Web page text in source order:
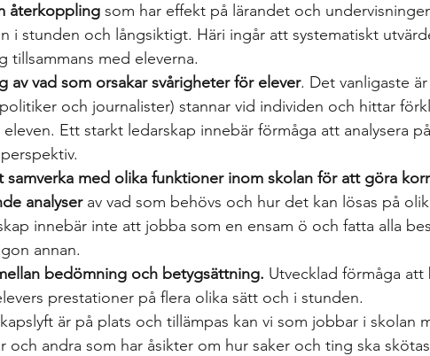
återkoppling som har effekt på lärandet och
i stunden och långsiktigt. Häri ingår att systematiskt
tillsammans med eleverna.
av vad som orsakar svårigheter för elever. Det vanligaste
och journalister) stannar vid individen och hittar
eleven. Ett starkt ledarskap innebär förmåga att analysera
samverka med olika funktioner inom skolan för att göra
analyser av vad som behövs och hur det kan lösas på
innebär inte att jobba som en ensam ö och fatta alla
annan.
bedömning och betygsättning. Utvecklad förmåga att
prestationer på flera olika sätt och i stunden.
är på plats och tillämpas kan vi som jobbar i skolan
och andra som har åsikter om hur saker och ting ska